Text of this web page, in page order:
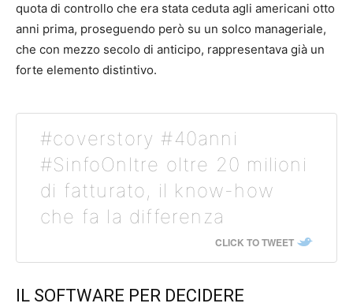
quota di controllo che era stata ceduta agli americani otto
anni prima, proseguendo però su un solco manageriale,
che con mezzo secolo di anticipo, rappresentava già un
forte elemento distintivo.
#coverstory #40anni
#SinfoOnltre oltre 20 milioni
di fatturato, il know-how
che fa la differenza
CLICK TO TWEET
IL SOFTWARE PER DECIDERE